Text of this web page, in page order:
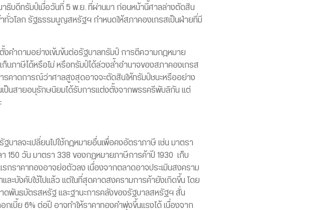
ธิบดีทรัมป์เมื่อวันที่ 5 พ.ย. ที่ผ่านมา ก่อนหน้านี้ศาลล่างตัดสิน
าทั่วโลก รัฐธรรมนูญสหรัฐฯ กำหนดให้สภาคองเกรสเป็นฝ่ายที่มี
คำถามอย่างเข้มข้นต่อรัฐบาลทรัมป์ การตีความกฎหมาย
เก็บภาษีได้หรือไม่ หรือทรัมป์ได้ล่วงล้ำอำนาจของสภาคองเกรส
คาดการณ์ว่าศาลสูงสุดอาจจะตัดสินให้ทรัมป์ชนะหรืออย่าง
ป็นสายอนุรักษนิยมได้รับการแต่งตั้งจากพรรครีพับลิกัน แต่
าลจะเปลี่ยนไปใช้กฎหมายอื่นเพื่อคงอัตราภาษี เช่น มาตรา
า 150 วัน มาตรา 338 ของกฏหมายภาษีการค้าปี 1930 เก็บ
กราคาทองอาจย่อตัวลง เนื่องจากตลาดอาจประเมินสงคราม
ละบังคับใช้ไปแล้ว แต่ในที่สุดคาดสงครามการค้ายังเกิดขึ้น โดย
ดพันธบัตรสหรัฐ และฐานะการคลังของรัฐบาลสหรัฐฯ สั่น
เบี้ย 6% ต่อปี อาจทำให้ราคาทองคำพุ่งขึ้นแรงได้ เนื่องจาก